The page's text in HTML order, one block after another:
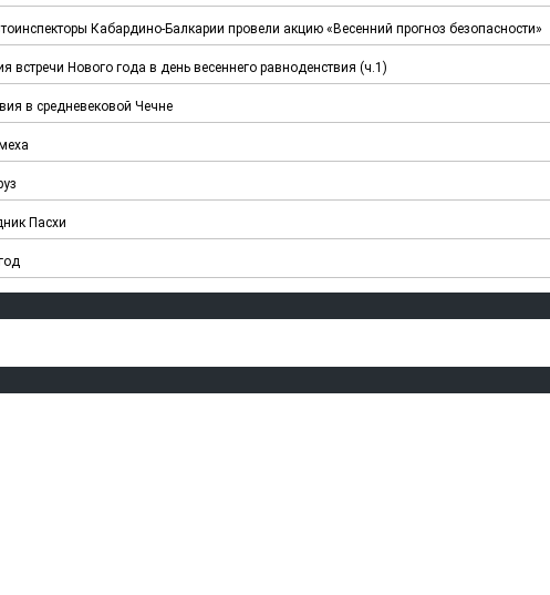
Кабардино-Балкарии провели акцию «Весенний прогноз безопасности»
Нового года в день весеннего равноденствия (ч.1)
в средневековой Чечне
Пасхи